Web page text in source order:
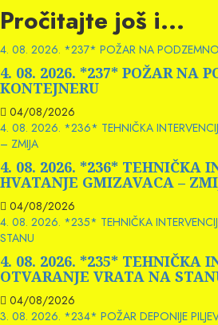
Pročitajte još i...
4. 08. 2026. *237* POŽAR NA
4. 08. 2026. *237* POŽAR NA
KONTEJNERU
04/08/2026
4. 08. 2026. *236* TEHNIČKA
– ZMIJA
4. 08. 2026. *236* TEHNIČKA
HVATANJE GMIZAVACA –
04/08/2026
4. 08. 2026. *235* TEHNIČKA
STANU
4. 08. 2026. *235* TEHNIČKA
OTVARANJE VRATA NA
04/08/2026
3. 08. 2026. *234* POŽAR DEPONIJE